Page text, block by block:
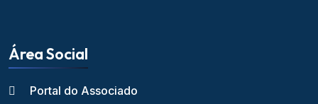
Área Social
Portal do Associado